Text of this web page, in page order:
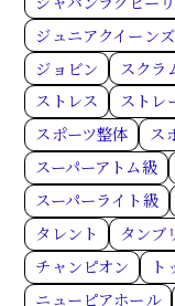
ジュニアクイーン
ジョビン
スクラ
ストレス
ストレ
スポーツ整体
ス
スーパーアトム級
スーパーライト級
タレント
タンブ
チャンピオン
ト
ニューピアホール